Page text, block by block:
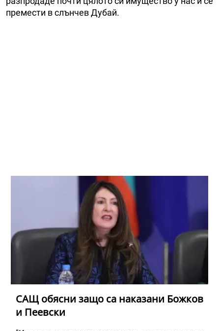
премести в слънчев Дубай.
САЩ обясни защо са наказани Божков
и Пеевски